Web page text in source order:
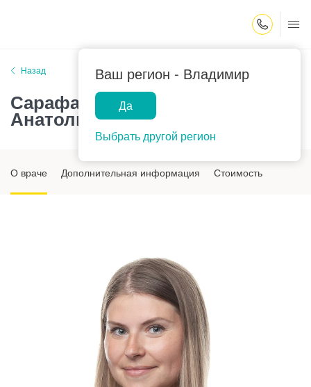
Ваш регион - Владимир
Да
Выбрать другой регион
Назад
Сарафанова Наталья
Анатольевна
О враче Дополнительная информация Стоимость